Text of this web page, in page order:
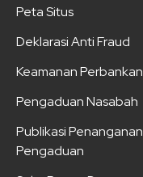
Peta Situs
Deklarasi Anti Fraud
Keamanan Perbankan
Pengaduan Nasabah
Publikasi Penanganan
Pengaduan